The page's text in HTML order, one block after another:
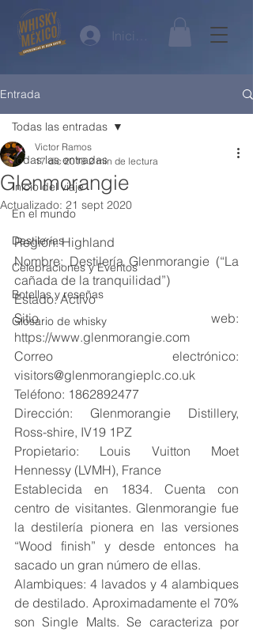
Iniciar sesión
Entrada
Todas las entradas
Inicio del viaje
En el mundo
Destilerías
Celebraciones y Eventos
Botellas y reseñas
Glosario de whisky
Todas las entradas
Glenmorangie
Victor Ramos
17 dic 2018 2 min de lectura
Actualizado: 21 sept 2020
Región: Highland
Nombre: Destilería Glenmorangie (“La
cañada de la tranquilidad”)
Estado: Activo
Sitio web:
https://www.glenmorangie.com
Correo electrónico:
visitors@glenmorangieplc.co.uk
Teléfono: 1862892477
Dirección: Glenmorangie Distillery,
Ross-shire, IV19 1PZ
Propietario: Louis Vuitton Moet
Hennessy (LVMH), France
Establecida en 1834. Cuenta con
centro de visitantes. Glenmorangie fue
la destilería pionera en las versiones
“Wood finish” y desde entonces ha
sacado un gran número de ellas.
Alambiques: 4 lavados y 4 alambiques
de destilado. Aproximadamente el 70%
son Single Malts. Se caracteriza por